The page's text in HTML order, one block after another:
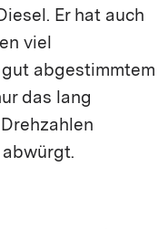
Er hat auch
viel
abgestimmtem
das lang